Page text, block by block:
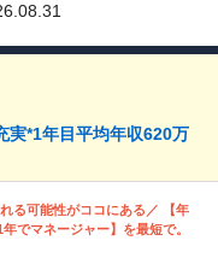
実*1年目平均年収620万
る可能性がココにある／ 【年
でマネージャー】を最短で。